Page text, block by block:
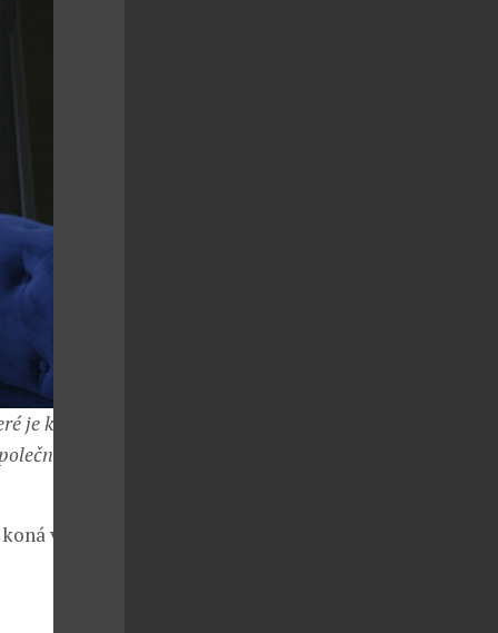
je kabelka
na
v říjnu.